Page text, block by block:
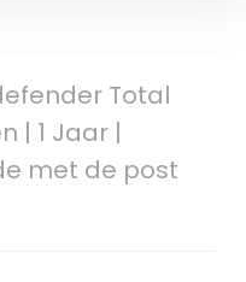
Total
| 1 Jaar |
met de post